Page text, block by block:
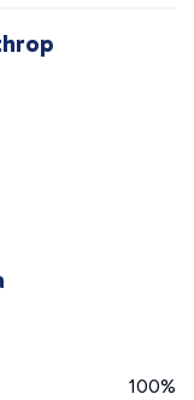
100%